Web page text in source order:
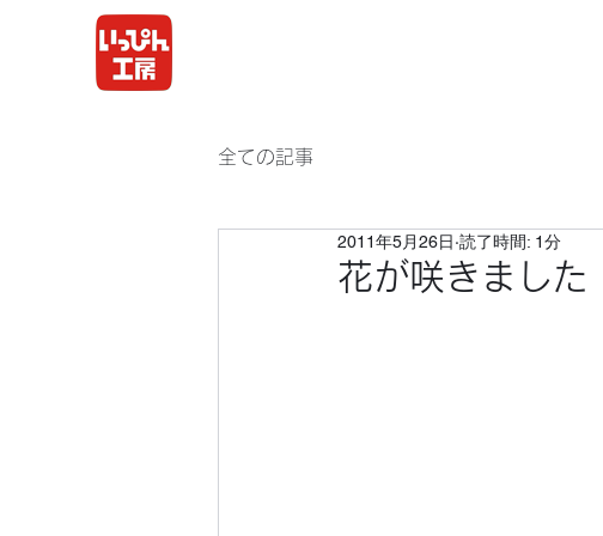
全ての記事
花が咲きました
2011年5月26日 読了時間: 1分